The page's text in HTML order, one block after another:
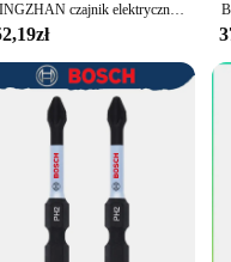
with a wide range of car
Its high-quality
and cost-effective solution
MINGZHAN czajnik elektryczny 800ml czajniczek elektryczny ze stali nierdzewnej z regulacją temperatury automatyczny utrzymujący ciepło bojler na wodę MZ152A